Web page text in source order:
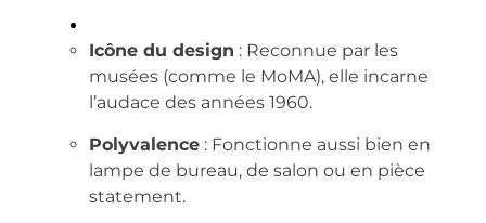
Icône du design : Reconnue par les
musées (comme le MoMA), elle incarne
l’audace des années 1960.
Polyvalence : Fonctionne aussi bien en
lampe de bureau, de salon ou en pièce
statement.